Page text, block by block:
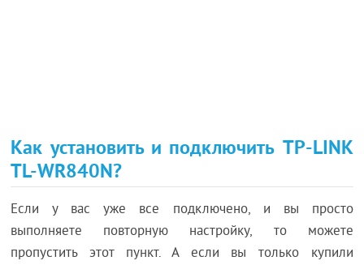
Как установить и подключить TP-LINK
TL-WR840N?
Если у вас уже все подключено, и вы просто
выполняете повторную настройку, то можете
пропустить этот пункт. А если вы только купили